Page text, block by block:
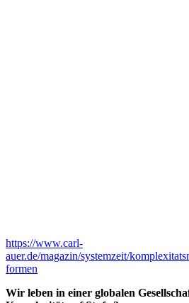
https://www.carl-
auer.de/magazin/systemzeit/
formen
Wir leben in einer globalen